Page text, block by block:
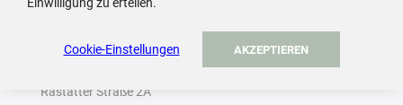
ADA Cosmetics International GmbH
Rastatter Straße 2A
Cookie-Einstellungen AKZEPTIEREN